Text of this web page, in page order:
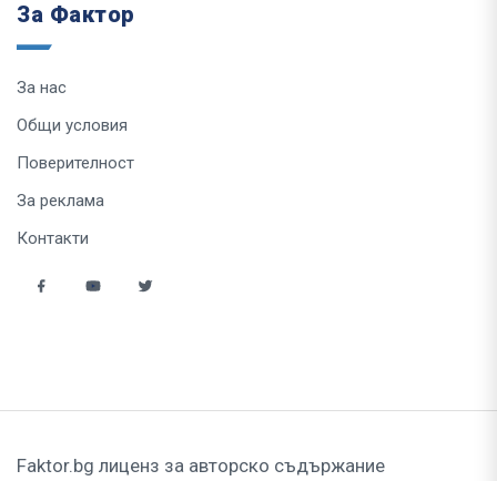
За Фактор
За нас
Общи условия
Поверителност
За реклама
Контакти
Faktor.bg лиценз за авторско съдържание